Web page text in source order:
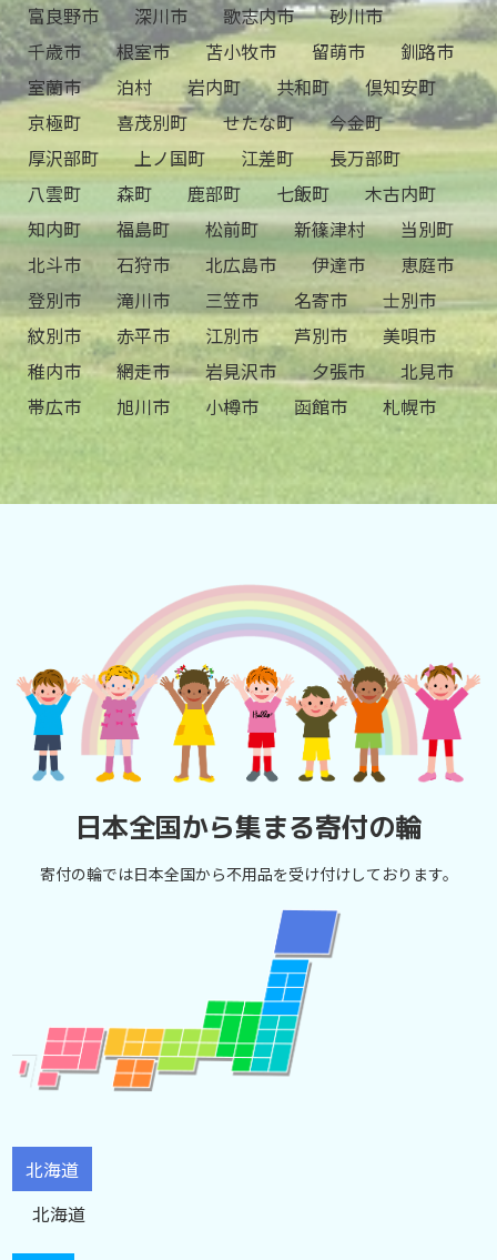
富良野市
深川市 歌志内市
砂川市
千歳市
根室市 苫小牧市 留萌市
釧路市
室蘭市
泊村 岩内町 共和町
倶知安町
京極町
喜茂別町 せたな町
今金町
厚沢部町
上ノ国町 江差町
長万部町
八雲町
森町 鹿部町 七飯町
木古内町
知内町
福島町 松前町 新篠津村
当別町
北斗市
石狩市 北広島市 伊達市
恵庭市
登別市
滝川市 三笠市 名寄市
士別市
紋別市
赤平市 江別市 芦別市
美唄市
稚内市
網走市 岩見沢市 夕張市
北見市
帯広市
旭川市 小樽市 函館市 札幌市
日本全国から集まる寄付の輪
寄付の輪では日本全国から不用品を受け付けしております。
北海道
北海道